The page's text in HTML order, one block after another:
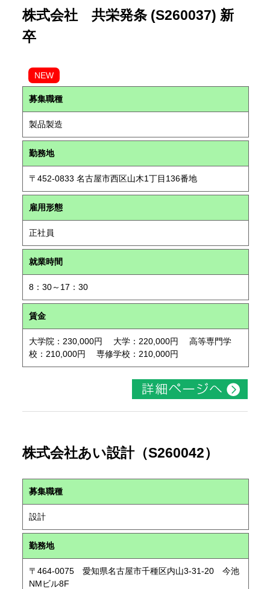
株式会社 共栄発条 (S260037) 新
卒
NEW
募集職種
製品製造
勤務地
〒452-0833 名古屋市西区山木1丁目136番地
雇用形態
正社員
就業時間
8：30～17：30
賃金
大学院：230,000円 大学：220,000円 高等専門学
校：210,000円 専修学校：210,000円
株式会社あい設計（S260042）
募集職種
設計
勤務地
〒464-0075 愛知県名古屋市千種区内山3-31-20 今池
NMビル8F